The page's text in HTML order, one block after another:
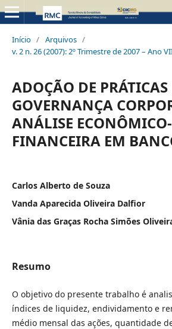
Início / Arquivos /
v. 2 n. 26 (2007): 2º Trimestre de 2007 – Ano
ADOÇÃO DE PRÁTICAS
GOVERNANÇA
ANÁLISE ECONÔMICO-
FINANCEIRA EM
Carlos Alberto de Souza
Vanda Aparecida Oliveira Dalfior
Vânia das Graças Rocha Simões
Resumo
O objetivo do presente trabalho é
índices de liquidez, endividamento e
médio mensal das ações, quantidade